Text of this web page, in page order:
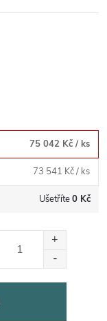
75 042 Kč / ks
73 541 Kč/ ks
Ušetříte0 Kč